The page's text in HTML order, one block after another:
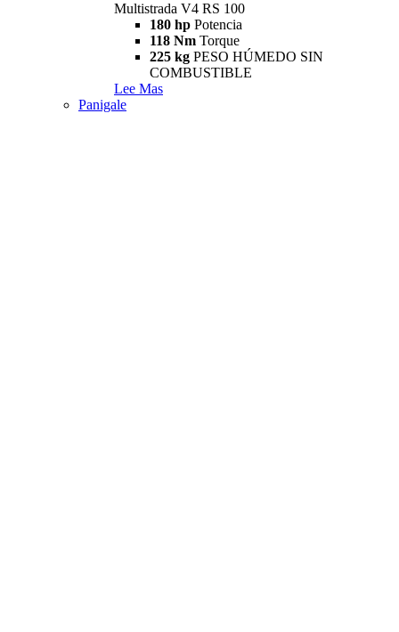
Multistrada V4 RS 100
180 hp Potencia
118 Nm Torque
225 kg PESO HÚMEDO SIN
COMBUSTIBLE
Lee Mas
Panigale